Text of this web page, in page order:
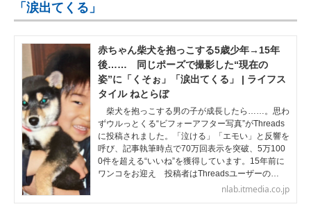
「涙出てくる」
赤ちゃん柴犬を抱っこする5歳少年→15年
後…… 同じポーズで撮影した“現在の
姿”に「くそぉ」「涙出てくる」 | ライフス
タイル ねとらぼ
柴犬を抱っこする男の子が成長したら……。思わ
ずウルっとくる“ビフォーアフター写真”がThreads
に投稿されました。「泣ける」「エモい」と反響を
呼び、記事執筆時点で70万回表示を突破、5万100
0件を超える“いいね”を獲得しています。15年前に
ワンコをお迎え 投稿者はThreadsユーザーの…
nlab.itmedia.co.jp